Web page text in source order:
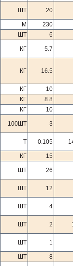
ШТ 20
М 230
ШТ 6
КГ 5.7
КГ 16.5
КГ 10
КГ 8.8
КГ 10
100ШТ 3
Т 0.105
КГ 15
ШТ 26
ШТ 12
ШТ 4
ШТ 2
ШТ 1
ШТ 8